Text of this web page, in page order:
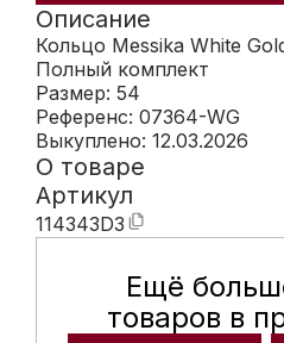
Описание
Кольцо Messika White
Полный комплект
Размер: 54
Референс: 07364-WG
Выкуплено: 12.03.2026
О товаре
Артикул
114343D3
Ещё
товаров в